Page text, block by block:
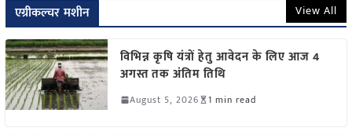
एग्रीकल्चर मशीन View All
विभिन्न कृषि यंत्रों हेतु आवेदन के लिए आज 4
अगस्त तक अंतिम तिथि
August 5, 2026 1 min read